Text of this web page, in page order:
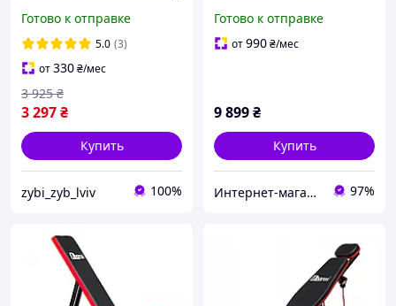
горизонтальная для
домашних тренировок
для приседаний
Готово к отправке
5.0 (3)
от330₴/мес
3 297₴
3 925 ₴
Купить
zybi_zyb_lviv 100%
110 кг + Гиря 16 кг в
Подарок
Готово к отправке
от990₴/мес
9 899₴
Купить
Интернет-магазин "TRENAZHERY" 97%